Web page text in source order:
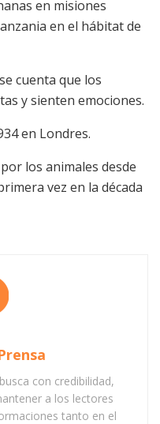
en misiones
en el hábitat de
cuenta que los
y sienten emociones.
en Londres.
los animales desde
vez en la década
con credibilidad,
a los lectores
tanto en el